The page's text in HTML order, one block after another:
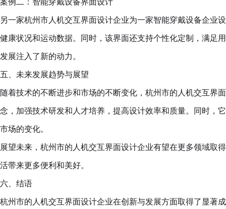
另一家杭州市人机交互界面设计企业为一家智能穿戴设备企业
健康状况和运动数据。同时，该界面还支持个性化定制，满足
发展注入了新的动力。
五、未来发展趋势与展望
随着技术的不断进步和市场的不断变化，杭州市的人机交互界
念，加强技术研发和人才培养，提高设计效率和质量。同时，
市场的变化。
展望未来，杭州市的人机交互界面设计企业有望在更多领域取
活带来更多便利和美好。
六、结语
杭州市的人机交互界面设计企业在创新与发展方面取得了显著